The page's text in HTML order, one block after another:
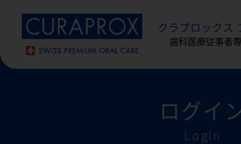
クラプロックス
歯科医療従事者
ログイ
Login